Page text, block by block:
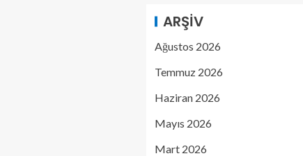
ARŞIV
Ağustos 2026
Temmuz 2026
Haziran 2026
Mayıs 2026
Mart 2026